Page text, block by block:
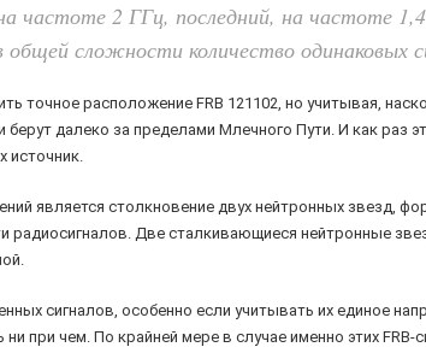
частоте 2 ГГц, последний, на частоте
общей сложности количество одинаковых
точное расположение FRB 121102, но учитывая,
берут далеко за пределами Млечного Пути. И как
источник.
является столкновение двух нейтронных звезд,
радиосигналов. Две сталкивающиеся нейтронные
сигналов, особенно если учитывать их единое
при чем. По крайней мере в случае именно этих FRB-